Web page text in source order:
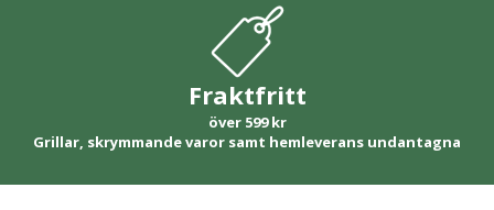
Fraktfritt
över 599 kr
Grillar, skrymmande varor samt hemleverans undantagna